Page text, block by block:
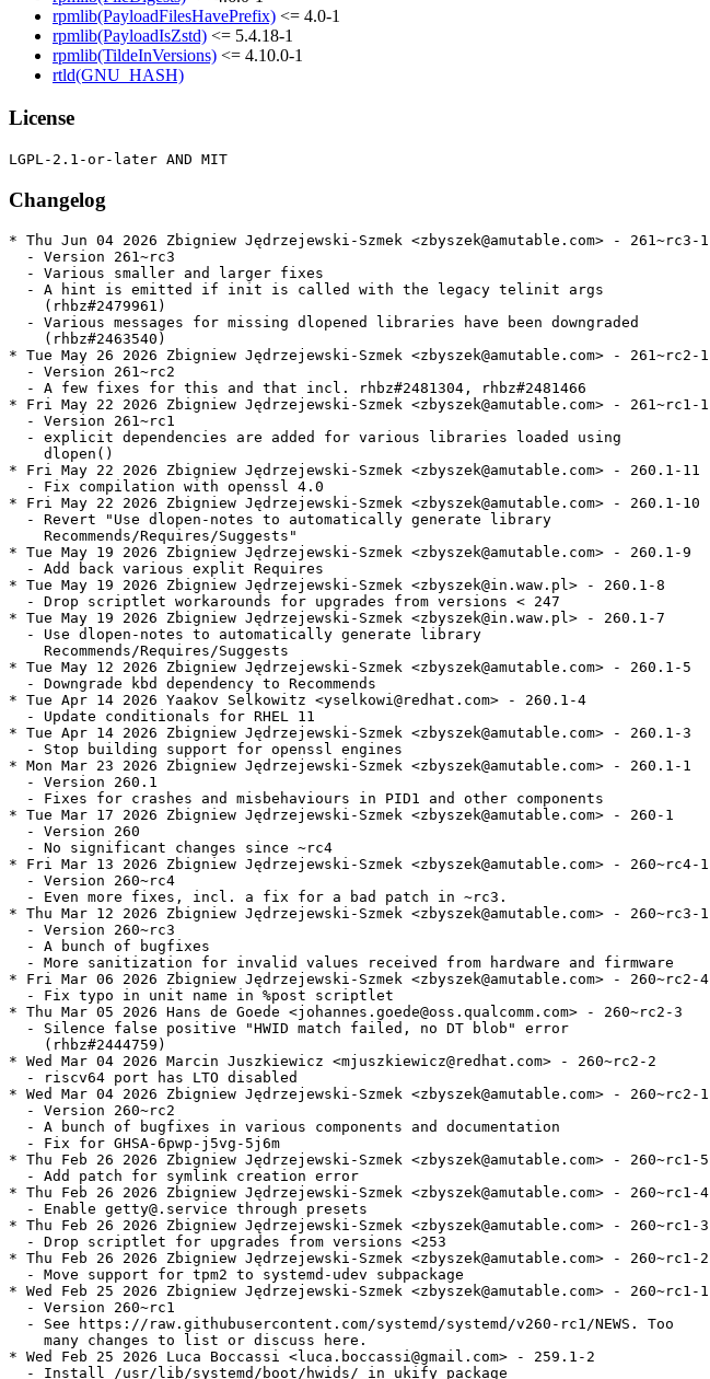
rpmlib(PayloadFilesHavePrefix) <= 4.0-1
rpmlib(PayloadIsZstd) <= 5.4.18-1
rpmlib(TildeInVersions) <= 4.10.0-1
rtld(GNU_HASH)
License
Changelog
* Thu Jun 04 2026 Zbigniew Jędrzejewski-Szmek <zbyszek@amutable.com> - 261~rc3-1
  - Version 261~rc3
  - Various smaller and larger fixes
  - A hint is emitted if init is called with the legacy telinit args
    (rhbz#2479961)
  - Various messages for missing dlopened libraries have been downgraded
    (rhbz#2463540)
* Tue May 26 2026 Zbigniew Jędrzejewski-Szmek <zbyszek@amutable.com> - 261~rc2-1
  - Version 261~rc2
  - A few fixes for this and that incl. rhbz#2481304, rhbz#2481466
* Fri May 22 2026 Zbigniew Jędrzejewski-Szmek <zbyszek@amutable.com> - 261~rc1-1
  - Version 261~rc1
  - explicit dependencies are added for various libraries loaded using
    dlopen()
* Fri May 22 2026 Zbigniew Jędrzejewski-Szmek <zbyszek@amutable.com> - 260.1-11
  - Fix compilation with openssl 4.0
* Fri May 22 2026 Zbigniew Jędrzejewski-Szmek <zbyszek@amutable.com> - 260.1-10
  - Revert "Use dlopen-notes to automatically generate library
    Recommends/Requires/Suggests"
* Tue May 19 2026 Zbigniew Jędrzejewski-Szmek <zbyszek@amutable.com> - 260.1-9
  - Add back various explit Requires
* Tue May 19 2026 Zbigniew Jędrzejewski-Szmek <zbyszek@in.waw.pl> - 260.1-8
  - Drop scriptlet workarounds for upgrades from versions < 247
* Tue May 19 2026 Zbigniew Jędrzejewski-Szmek <zbyszek@in.waw.pl> - 260.1-7
  - Use dlopen-notes to automatically generate library
    Recommends/Requires/Suggests
* Tue May 12 2026 Zbigniew Jędrzejewski-Szmek <zbyszek@amutable.com> - 260.1-5
  - Downgrade kbd dependency to Recommends
* Tue Apr 14 2026 Yaakov Selkowitz <yselkowi@redhat.com> - 260.1-4
  - Update conditionals for RHEL 11
* Tue Apr 14 2026 Zbigniew Jędrzejewski-Szmek <zbyszek@amutable.com> - 260.1-3
  - Stop building support for openssl engines
* Mon Mar 23 2026 Zbigniew Jędrzejewski-Szmek <zbyszek@amutable.com> - 260.1-1
  - Version 260.1
  - Fixes for crashes and misbehaviours in PID1 and other components
* Tue Mar 17 2026 Zbigniew Jędrzejewski-Szmek <zbyszek@amutable.com> - 260-1
  - Version 260
  - No significant changes since ~rc4
* Fri Mar 13 2026 Zbigniew Jędrzejewski-Szmek <zbyszek@amutable.com> - 260~rc4-1
  - Version 260~rc4
  - Even more fixes, incl. a fix for a bad patch in ~rc3.
* Thu Mar 12 2026 Zbigniew Jędrzejewski-Szmek <zbyszek@amutable.com> - 260~rc3-1
  - Version 260~rc3
  - A bunch of bugfixes
  - More sanitization for invalid values received from hardware and firmware
* Fri Mar 06 2026 Zbigniew Jędrzejewski-Szmek <zbyszek@amutable.com> - 260~rc2-4
  - Fix typo in unit name in %post scriptlet
* Thu Mar 05 2026 Hans de Goede <johannes.goede@oss.qualcomm.com> - 260~rc2-3
  - Silence false positive "HWID match failed, no DT blob" error
    (rhbz#2444759)
* Wed Mar 04 2026 Marcin Juszkiewicz <mjuszkiewicz@redhat.com> - 260~rc2-2
  - riscv64 port has LTO disabled
* Wed Mar 04 2026 Zbigniew Jędrzejewski-Szmek <zbyszek@amutable.com> - 260~rc2-1
  - Version 260~rc2
  - A bunch of bugfixes in various components and documentation
  - Fix for GHSA-6pwp-j5vg-5j6m
* Thu Feb 26 2026 Zbigniew Jędrzejewski-Szmek <zbyszek@amutable.com> - 260~rc1-5
  - Add patch for symlink creation error
* Thu Feb 26 2026 Zbigniew Jędrzejewski-Szmek <zbyszek@amutable.com> - 260~rc1-4
  - Enable getty@.service through presets
* Thu Feb 26 2026 Zbigniew Jędrzejewski-Szmek <zbyszek@amutable.com> - 260~rc1-3
  - Drop scriptlet for upgrades from versions <253
* Thu Feb 26 2026 Zbigniew Jędrzejewski-Szmek <zbyszek@amutable.com> - 260~rc1-2
  - Move support for tpm2 to systemd-udev subpackage
* Wed Feb 25 2026 Zbigniew Jędrzejewski-Szmek <zbyszek@amutable.com> - 260~rc1-1
  - Version 260~rc1
  - See https://raw.githubusercontent.com/systemd/systemd/v260-rc1/NEWS. Too
    many changes to list or discuss here.
* Wed Feb 25 2026 Luca Boccassi <luca.boccassi@gmail.com> - 259.1-2
  - Install /usr/lib/systemd/boot/hwids/ in ukify package